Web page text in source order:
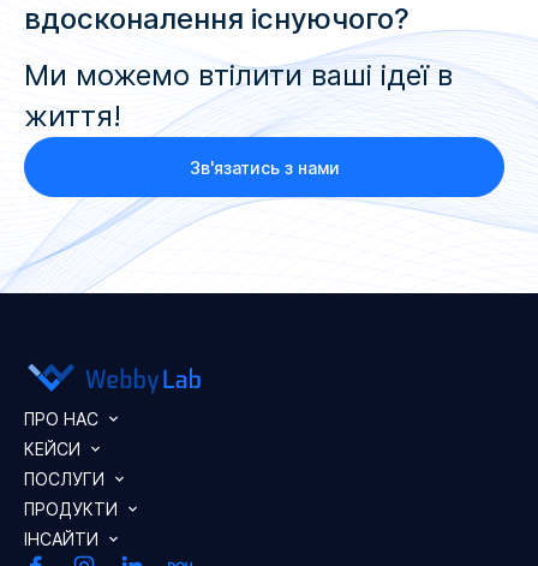
вдосконалення існуючого?
Ми можемо втілити ваші ідеї в
життя!
Зв'язатись з нами
ПРО НАС
КЕЙСИ
ПОСЛУГИ
ПРОДУКТИ
ІНСАЙТИ